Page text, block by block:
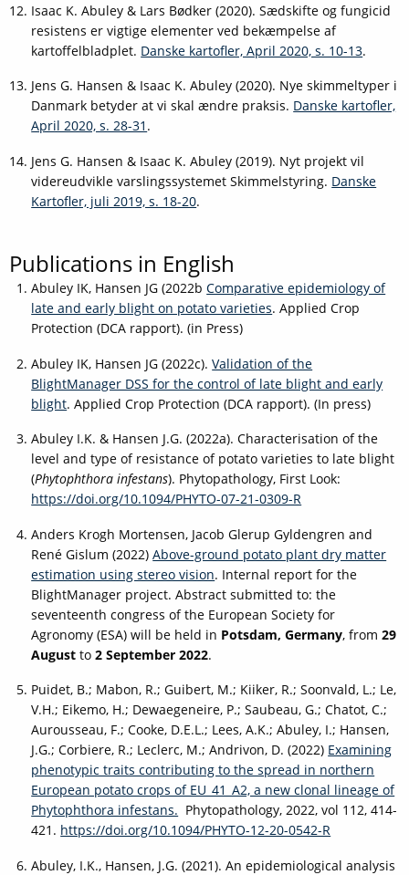
Isaac K. Abuley & Lars Bødker (2020). Sædskifte og fungicid
resistens er vigtige elementer ved bekæmpelse af
kartoffelbladplet. Danske kartofler, April 2020, s. 10-13.
Jens G. Hansen & Isaac K. Abuley (2020). Nye skimmeltyper i
Danmark betyder at vi skal ændre praksis. Danske kartofler,
April 2020, s. 28-31 .
Jens G. Hansen & Isaac K. Abuley (2019). Nyt projekt vil
videreudvikle varslingssystemet Skimmelstyring. Danske
Kartofler, juli 2019, s. 18-20.
Publications in English
Abuley IK, Hansen JG (2022bComparative epidemiology of
late and early blight on potato varieties. Applied Crop
Protection (DCA rapport). (in Press)
Abuley IK, Hansen JG (2022c).Validation of the
BlightManager DSS for the control of late blight and early
blight. Applied Crop Protection (DCA rapport). (In press)
Abuley I.K. & Hansen J.G. (2022a). Characterisation of the
level and type of resistance of potato varieties to late blight
(Phytophthora infestans). Phytopathology, First Look:
https://doi.org/10.1094/PHYTO-07-21-0309-R
Anders Krogh Mortensen, Jacob Glerup Gyldengren and
René Gislum (2022)Above-ground potato plant dry matter
estimation using stereo vision. Internal report for the
BlightManager project. Abstract submitted to: the
seventeenth congress of the European Society for
Agronomy (ESA) will be held in Potsdam, Germany, from29
Augustto 2 September 2022.
Puidet, B.; Mabon, R.; Guibert, M.; Kiiker, R.; Soonvald, L.; Le,
V.H.; Eikemo, H.; Dewaegeneire, P.; Saubeau, G.; Chatot, C.;
Aurousseau, F.; Cooke, D.E.L.; Lees, A.K.; Abuley, I.; Hansen,
J.G.; Corbiere, R.; Leclerc, M.; Andrivon, D. (2022) Examining
phenotypic traits contributing to the spread in northern
European potato crops of EU_41_A2, a new clonal lineage of
Phytophthora infestans. Phytopathology, 2022, vol 112, 414-
421. https://doi.org/10.1094/PHYTO-12-20-0542-R
Abuley, I.K., Hansen, J.G. (2021). An epidemiological analysis